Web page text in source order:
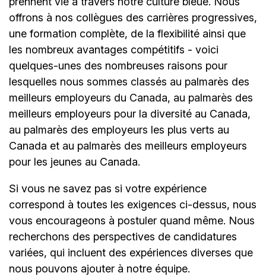
offrons à nos collègues des carrières progressives,
une formation complète, de la flexibilité ainsi que
les nombreux avantages compétitifs - voici
quelques-unes des nombreuses raisons pour
lesquelles nous sommes classés au palmarès des
meilleurs employeurs du Canada, au palmarès des
meilleurs employeurs pour la diversité au Canada,
au palmarès des employeurs les plus verts au
Canada et au palmarès des meilleurs employeurs
pour les jeunes au Canada.
Si vous ne savez pas si votre expérience
correspond à toutes les exigences ci-dessus, nous
vous encourageons à postuler quand même. Nous
recherchons des perspectives de candidatures
variées, qui incluent des expériences diverses que
nous pouvons ajouter à notre équipe.